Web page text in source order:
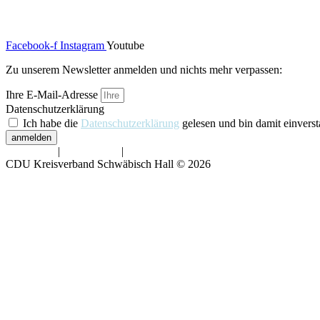
Facebook-f InstagramYoutube
Zu unserem Newsletter anmelden und nichts mehr verpassen:
Ihre E-Mail-Adresse
Datenschutzerklärung
Ich habe die Datenschutzerklärung gelesen und bin damit
anmelden
| |
CDU Kreisverband Schwäbisch Hall © 2026